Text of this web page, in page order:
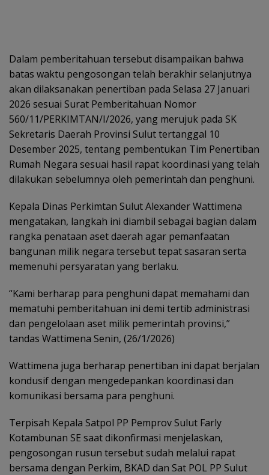
Dalam pemberitahuan tersebut disampaikan bahwa
batas waktu pengosongan telah berakhir selanjutnya
akan dilaksanakan penertiban pada Selasa 27 Januari
2026 sesuai Surat Pemberitahuan Nomor
560/11/PERKIMTAN/I/2026, yang merujuk pada SK
Sekretaris Daerah Provinsi Sulut tertanggal 10
Desember 2025, tentang pembentukan Tim Penertiban
Rumah Negara sesuai hasil rapat koordinasi yang telah
dilakukan sebelumnya oleh pemerintah dan penghuni.
Kepala Dinas Perkimtan Sulut Alexander Wattimena
mengatakan, langkah ini diambil sebagai bagian dalam
rangka penataan aset daerah agar pemanfaatan
bangunan milik negara tersebut tepat sasaran serta
memenuhi persyaratan yang berlaku.
“Kami berharap para penghuni dapat memahami dan
mematuhi pemberitahuan ini demi tertib administrasi
dan pengelolaan aset milik pemerintah provinsi,”
tandas Wattimena Senin, (26/1/2026)
Wattimena juga berharap penertiban ini dapat berjalan
kondusif dengan mengedepankan koordinasi dan
komunikasi bersama para penghuni.
Terpisah Kepala Satpol PP Pemprov Sulut Farly
Kotambunan SE saat dikonfirmasi menjelaskan,
pengosongan rusun tersebut sudah melalui rapat
bersama dengan Perkim, BKAD dan Sat POL PP Sulut